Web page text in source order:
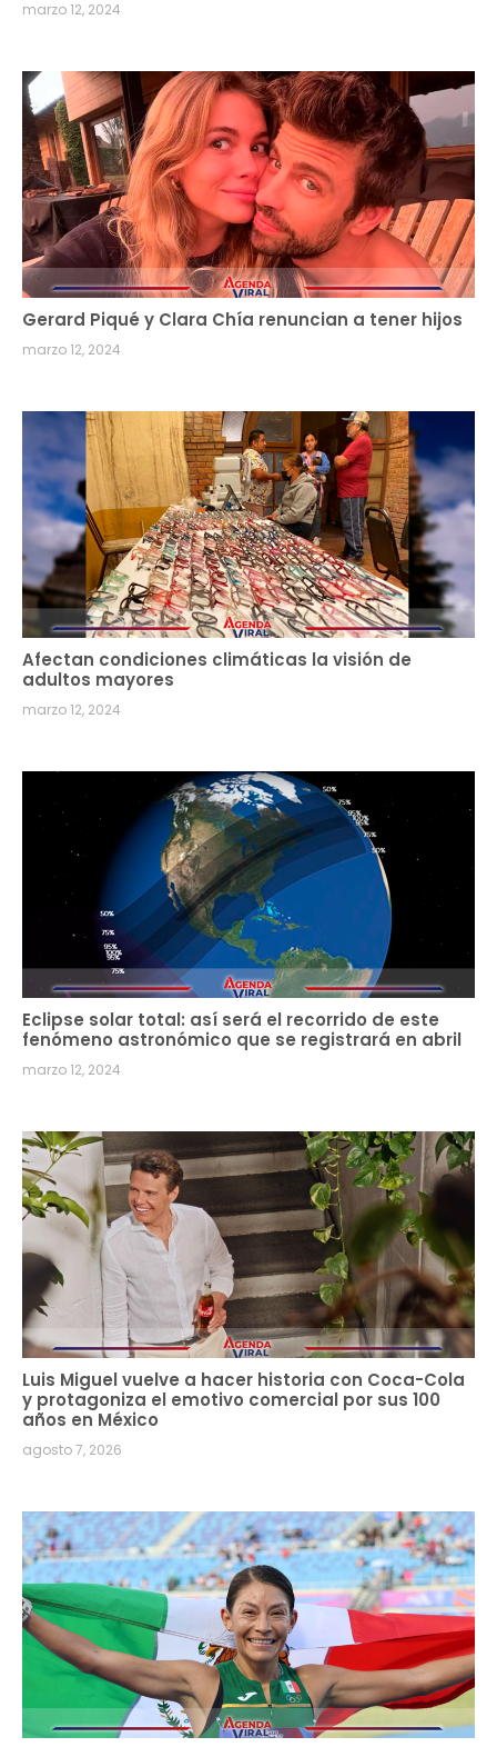
marzo 12, 2024
Gerard Piqué y Clara Chía renuncian a tener hijos
marzo 12, 2024
Afectan condiciones climáticas la visión de
adultos mayores
marzo 12, 2024
Eclipse solar total: así será el recorrido de este
fenómeno astronómico que se registrará en abril
marzo 12, 2024
Luis Miguel vuelve a hacer historia con Coca-Cola
y protagoniza el emotivo comercial por sus 100
años en México
agosto 7, 2026